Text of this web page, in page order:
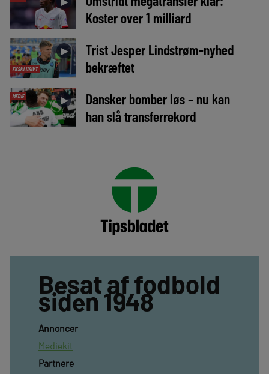
Koster over 1 milliard
EKSKLUSIVT
►
Trist Jesper Lindstrøm-nyhed
bekræftet
MEDIE ►
Dansker bomber løs – nu kan
han slå transferrekord
Besat af fodbold
siden 1948
Annoncer
Mediekit
Partnere